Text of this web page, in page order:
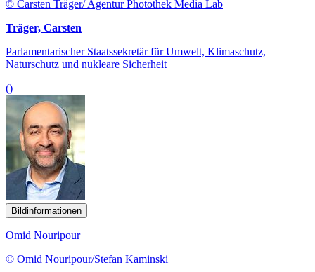
© Carsten Träger/ Agentur Photothek Media Lab
Träger, Carsten
Parlamentarischer Staatssekretär für Umwelt, Klimaschutz,
Naturschutz und nukleare Sicherheit
()
Bildinformationen
Omid Nouripour
© Omid Nouripour/Stefan Kaminski